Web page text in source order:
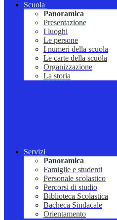
Scuola
Panoramica
Presentazione
I luoghi
Le persone
I numeri della scuola
Le carte della scuola
Organizzazione
La storia
Servizi
Panoramica
Famiglie e studenti
Personale scolastico
Percorsi di studio
Biblioteca Scolastica
Bacheca Sindacale
Orientamento